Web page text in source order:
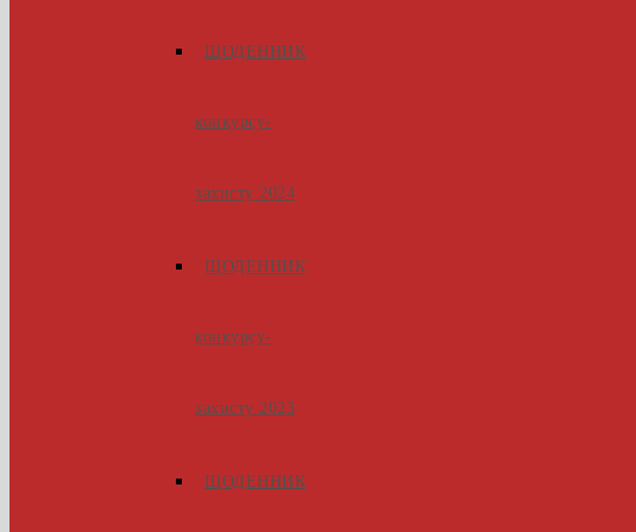
ЩОДЕННИК
конкурсу-
захисту 2024
ЩОДЕННИК
конкурсу-
захисту 2023
ЩОДЕННИК